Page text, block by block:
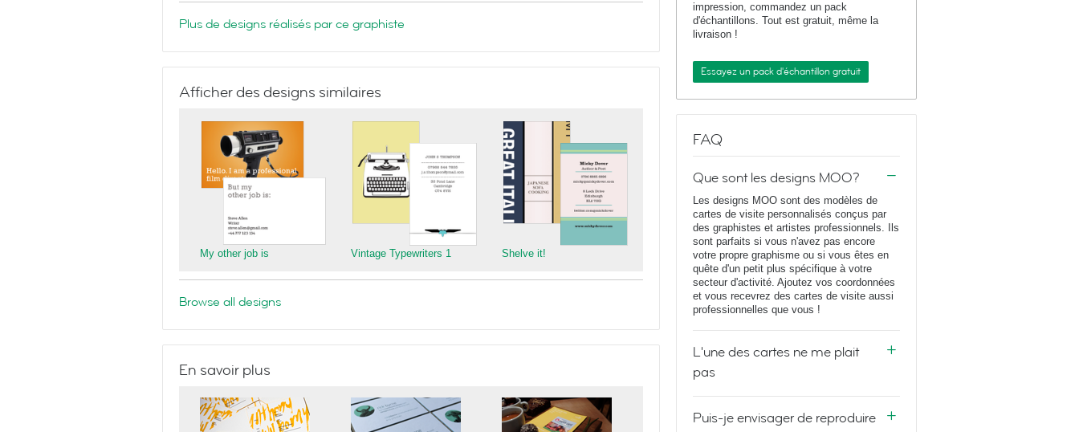
Plus de designs réalisés par ce graphiste
Afficher des designs similaires
My other job is Vintage Typewriters 1 Shelve it!
Browse all designs
En savoir plus
impression, commandez un pack
d'échantillons. Tout est gratuit, même la
livraison !
Essayez un pack d'échantillon gratuit
FAQ
Que sont les designs MOO?
Les designs MOO sont des modèles de
cartes de visite personnalisés conçus par
des graphistes et artistes professionnels. Ils
sont parfaits si vous n'avez pas encore
votre propre graphisme ou si vous êtes en
quête d'un petit plus spécifique à votre
secteur d'activité. Ajoutez vos coordonnées
et vous recevrez des cartes de visite aussi
professionnelles que vous !
L'une des cartes ne me plait
pas
Puis-je envisager de reproduire